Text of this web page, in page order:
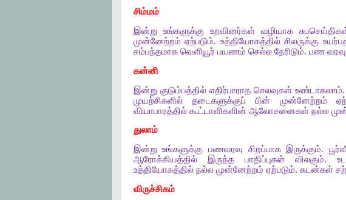
சிம்மம்
இன்று
உங்களுக்கு உறவினர்கள் வழியாக
முன்னேற்றம் ஏற்படும். உத்தியோகத்தில் சிலருக்கு
சம்பந்தமாக வெளியூர் பயணம் செல்ல நேரிடும். பண
கன்னி
இன்று குடும்பத்தில் எதிர்பாராத செலவுகள் உண்டாகலாம்.
முயற்சிகளில்
தடைகளுக்குப் பின் முன்னேற்றம்
வியாபாரத்தில் கூட்டாளிகளின் ஆலோசனைகள் நல்ல
துலாம்
இன்று உங்களுக்கு பணவரவு சிறப்பாக இருக்கும்.
ஆரோக்கியத்தில்
இருந்த பாதிப்புகள் விலகும்.
உத்தியோகத்தில் நல்ல முன்னேற்றம் ஏற்படும். கடன்கள்
விருச்சிகம்